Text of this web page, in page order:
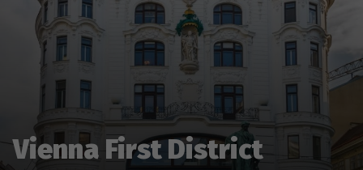
Vienna First District